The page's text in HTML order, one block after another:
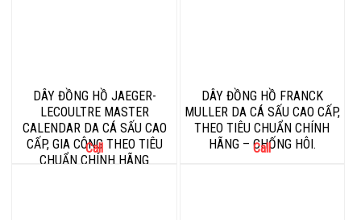
DÂY ĐỒNG HỒ JAEGER-
LECOULTRE MASTER
CALENDAR DA CÁ SẤU CAO
CẤP, GIA CÔNG THEO TIÊU
CHUẨN CHÍNH HÃNG
Call
DÂY ĐỒNG HỒ FRANCK
MULLER DA CÁ SẤU CAO CẤP,
THEO TIÊU CHUẨN CHÍNH
HÃNG – CHỐNG HÔI.
Call